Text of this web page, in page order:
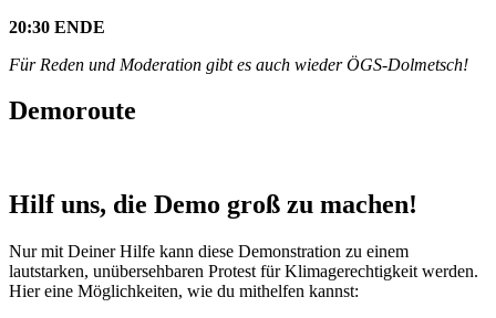
20:30 ENDE
Für Reden und Moderation gibt es auch wieder ÖGS-Dolmetsch!
Demoroute
Hilf uns, die Demo groß zu machen!
Nur mit Deiner Hilfe kann diese Demonstration zu einem
lautstarken, unübersehbaren Protest für Klimagerechtigkeit werden.
Hier eine Möglichkeiten, wie du mithelfen kannst: